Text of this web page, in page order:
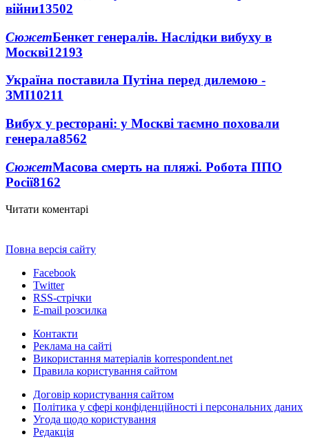
війни13502
СюжетБенкет генералів. Наслідки вибуху в
Москві12193
Україна поставила Путіна перед дилемою -
ЗМІ10211
Вибух у ресторані: у Москві таємно поховали
генерала8562
СюжетМасова смерть на пляжі. Робота ППО
Росії8162
Читати коментарі
Повна версія сайту
Facebook
Twitter
RSS-стрічки
E-mail розсилка
Контакти
Реклама на сайті
Використання матеріалів korrespondent.net
Правила користування сайтом
Договір користування сайтом
Політика у сфері конфіденційності і персональних даних
Угода щодо користування
Редакція